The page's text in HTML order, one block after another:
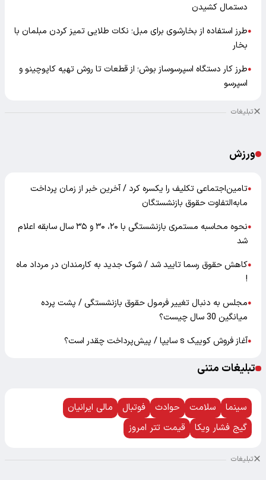
دستمال کشیدن
●طرز استفاده از بخارشوی برای مبل؛ نکات طلایی تمیز کردن مبلمان با
بخار
●طرز کار دستگاه اسپرسوساز بوش؛ از قطعات تا روش تهیه کاپوچینو و
اسپرسو
تبلیغات
ورزش
●تامین‌اجتماعی تکلیف را یکسره کرد / آخرین خبر از زمان پرداخت
مابه‌التفاوت حقوق بازنشستگان
●
نحوه محاسبه مستمری بازنشستگی با ۲۰، ۳۰ و ۳۵ سال سابقه اعلام
شد
●کاهش حقوق رسما تایید شد / شوک جدید به کارمندان در مرداد ماه
!
●مجلس به دنبال تغییر فرمول حقوق بازنشستگی / پشت پرده
میانگین 30 سال چیست؟
●آغاز فروش کوییک s سایپا / پیش‌پرداخت چقدر است؟
تبلیغات متنی
سینما سلامت حوادث فوتبال
مالی ایرانیان
گیج فشار ویکا
قیمت تتر امروز
تبلیغات